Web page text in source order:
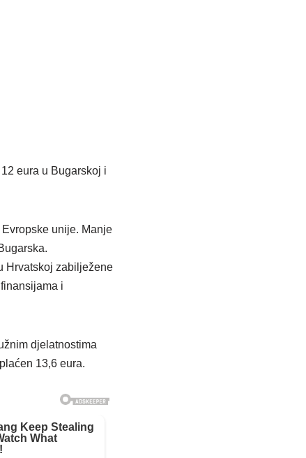
eura u Bugarskoj i
unije. Manje
Hrvatskoj zabilježene
i
djelatnostima
13,6 eura.